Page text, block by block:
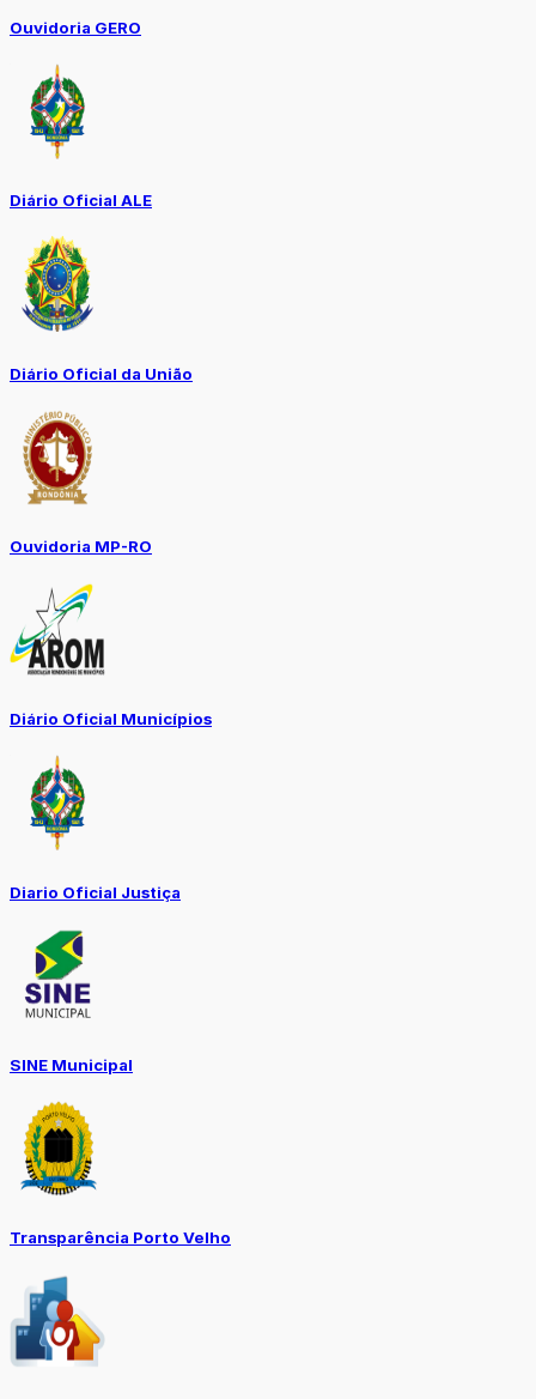
Ouvidoria GERO
Diário Oficial ALE
Diário Oficial da União
Ouvidoria MP-RO
Diário Oficial Municípios
Diario Oficial Justiça
SINE Municipal
Transparência Porto Velho